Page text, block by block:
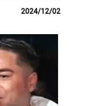
2024/12/02